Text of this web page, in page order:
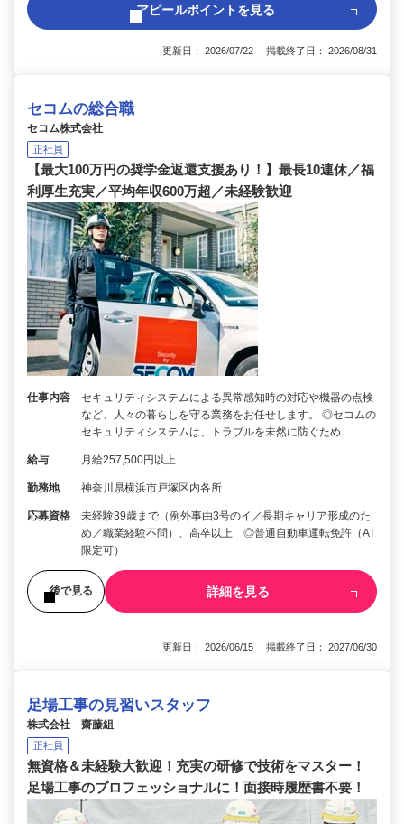
アピールポイントを見る
更新日： 2026/07/22 掲載終了日： 2026/08/31
セコムの総合職
セコム株式会社
正社員
【最大100万円の奨学金返還支援あり！】最長10連休／福
利厚生充実／平均年収600万超／未経験歓迎
仕事内容
セキュリティシステムによる異常感知時の対応や機器の点検
など、人々の暮らしを守る業務をお任せします。 ◎セコムの
セキュリティシステムは、トラブルを未然に防ぐため…
給与 月給257,500円以上
勤務地 神奈川県横浜市戸塚区内各所
応募資格
未経験39歳まで（例外事由3号のイ／長期キャリア形成のた
め／職業経験不問）、高卒以上 ◎普通自動車運転免許（AT
限定可）
後で見る 詳細を見る
更新日： 2026/06/15 掲載終了日： 2027/06/30
足場工事の見習いスタッフ
株式会社 齋藤組
正社員
無資格＆未経験大歓迎！充実の研修で技術をマスター！
足場工事のプロフェッショナルに！面接時履歴書不要！